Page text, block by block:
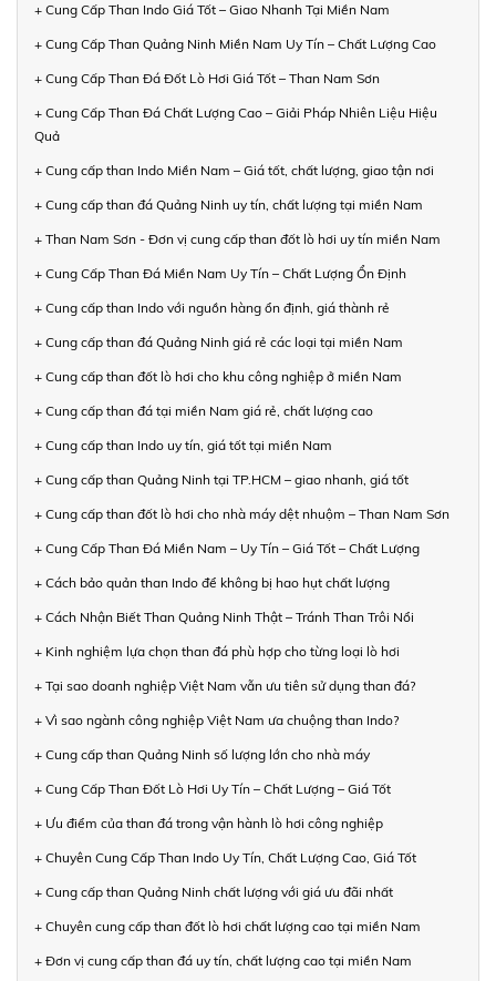
+ Cung Cấp Than Indo Giá Tốt – Giao Nhanh Tại Miền Nam
+ Cung Cấp Than Quảng Ninh Miền Nam Uy Tín – Chất Lượng Cao
+ Cung Cấp Than Đá Đốt Lò Hơi Giá Tốt – Than Nam Sơn
+ Cung Cấp Than Đá Chất Lượng Cao – Giải Pháp Nhiên Liệu Hiệu
Quả
+ Cung cấp than Indo Miền Nam – Giá tốt, chất lượng, giao tận nơi
+ Cung cấp than đá Quảng Ninh uy tín, chất lượng tại miền Nam
+ Than Nam Sơn - Đơn vị cung cấp than đốt lò hơi uy tín miền Nam
+ Cung Cấp Than Đá Miền Nam Uy Tín – Chất Lượng Ổn Định
+ Cung cấp than Indo với nguồn hàng ổn định, giá thành rẻ
+ Cung cấp than đá Quảng Ninh giá rẻ các loại tại miền Nam
+ Cung cấp than đốt lò hơi cho khu công nghiệp ở miền Nam
+ Cung cấp than đá tại miền Nam giá rẻ, chất lượng cao
+ Cung cấp than Indo uy tín, giá tốt tại miền Nam
+ Cung cấp than Quảng Ninh tại TP.HCM – giao nhanh, giá tốt
+ Cung cấp than đốt lò hơi cho nhà máy dệt nhuộm – Than Nam Sơn
+ Cung Cấp Than Đá Miền Nam – Uy Tín – Giá Tốt – Chất Lượng
+ Cách bảo quản than Indo để không bị hao hụt chất lượng
+ Cách Nhận Biết Than Quảng Ninh Thật – Tránh Than Trôi Nổi
+ Kinh nghiệm lựa chọn than đá phù hợp cho từng loại lò hơi
+ Tại sao doanh nghiệp Việt Nam vẫn ưu tiên sử dụng than đá?
+ Vì sao ngành công nghiệp Việt Nam ưa chuộng than Indo?
+ Cung cấp than Quảng Ninh số lượng lớn cho nhà máy
+ Cung Cấp Than Đốt Lò Hơi Uy Tín – Chất Lượng – Giá Tốt
+ Ưu điểm của than đá trong vận hành lò hơi công nghiệp
+ Chuyên Cung Cấp Than Indo Uy Tín, Chất Lượng Cao, Giá Tốt
+ Cung cấp than Quảng Ninh chất lượng với giá ưu đãi nhất
+ Chuyên cung cấp than đốt lò hơi chất lượng cao tại miền Nam
+ Đơn vị cung cấp than đá uy tín, chất lượng cao tại miền Nam